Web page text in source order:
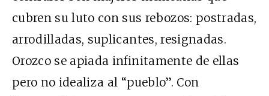
cubren su luto con sus rebozos: postradas,
arrodilladas, suplicantes, resignadas.
Orozco se apiada infinitamente de ellas
pero no idealiza al “pueblo”. Con